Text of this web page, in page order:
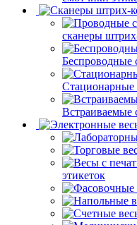
сканеры
Беспроводные
Стационарные
Встраиваемые
этикеток